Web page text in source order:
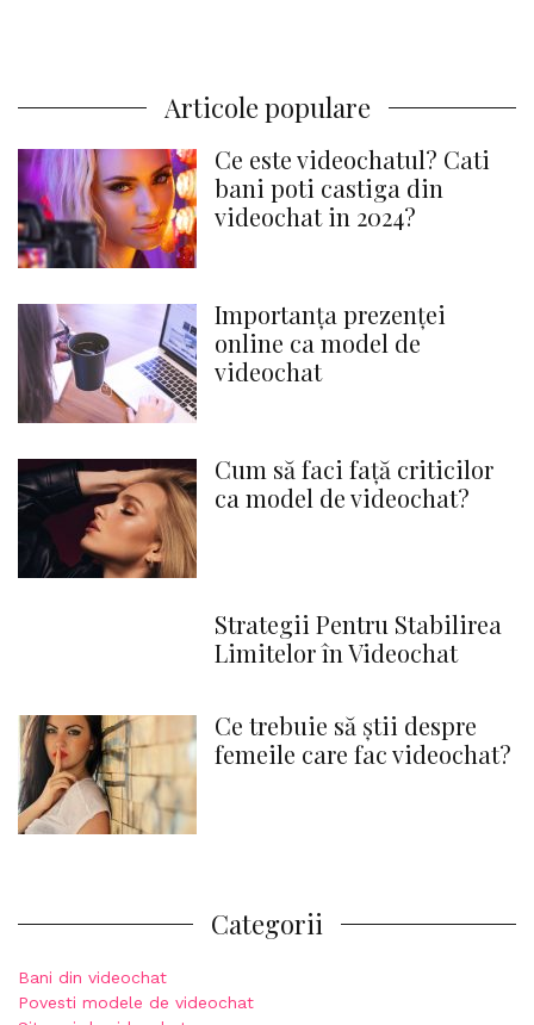
Articole populare
Ce este videochatul? Cati
bani poti castiga din
videochat in 2024?
Importanța prezenței
online ca model de
videochat
Cum să faci față criticilor
ca model de videochat?
Strategii Pentru Stabilirea
Limitelor în Videochat
Ce trebuie să știi despre
femeile care fac videochat?
Categorii
Bani din videochat
Povesti modele de videochat